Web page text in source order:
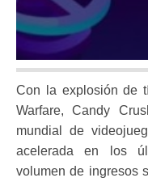
Con la explosión de
Warfare, Candy
mundial de
acelerada en los
volumen de ingresos